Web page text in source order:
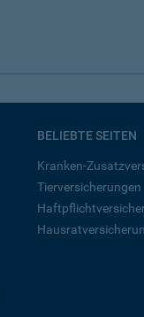
BELIEBTE SEITEN
Kranken-
Tierversicherungen